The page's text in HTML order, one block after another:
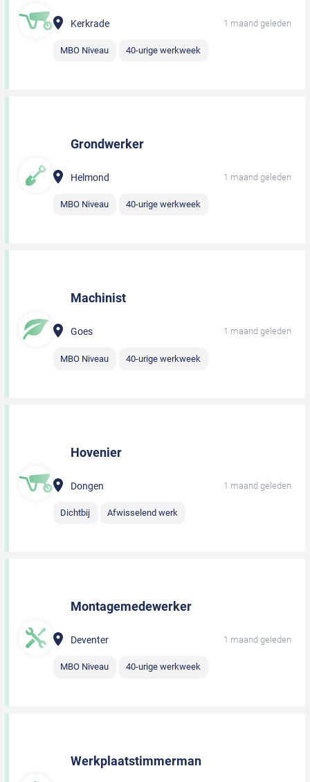
Kerkrade 1 maand geleden
MBO Niveau 40-urige werkweek
Grondwerker
Helmond 1 maand geleden
MBO Niveau 40-urige werkweek
Machinist
Goes 1 maand geleden
MBO Niveau 40-urige werkweek
Hovenier
Dongen 1 maand geleden
Dichtbij Afwisselend werk
Montagemedewerker
Deventer 1 maand geleden
MBO Niveau 40-urige werkweek
Werkplaatstimmerman